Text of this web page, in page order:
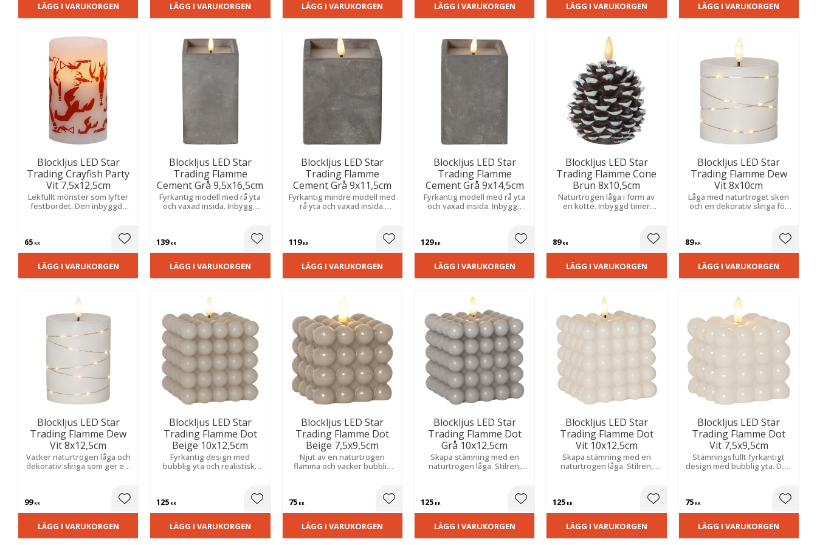
LÄGG I VARUKORGEN LÄGG I VARUKORGEN LÄGG I VARUKORGEN LÄGG I VARUKORGEN LÄGG I VARUKORGEN LÄGG I VARUKORGEN
Blockljus LED Star
Trading Crayfish Party
Vit 7,5x12,5cm
Lekfullt mönster som lyfter
festbordet. Den inbyggda
65 KR Lägg till i favoriter
LÄGG I VARUKORGEN
Blockljus LED Star
Trading Flamme
Cement Grå 9,5x16,5cm
Fyrkantig modell med rå yta
och vaxad insida. Inbyggd
dekorativ atmosfär i hela
139KR Lägg till i favoriter
LÄGG I VARUKORGEN
Blockljus LED Star
Trading Flamme
Cement Grå 9x11,5cm
Fyrkantig mindre modell med
rå yta och vaxad insida.
dekorativ atmosfär i hela
hemmet.
119KR Lägg till i favoriter
LÄGG I VARUKORGEN
Blockljus LED Star
Trading Flamme
Cement Grå 9x14,5cm
Fyrkantig modell med rå yta
och vaxad insida. Inbyggd
dekorativ atmosfär i hela
129KR Lägg till i favoriter
LÄGG I VARUKORGEN
Blockljus LED Star
Trading Flamme Cone
Brun 8x10,5cm
Naturtrogen låga i form av
en kotte. Inbyggd timer
atmosfär. Batteri medföljer
89KR Lägg till i favoriter
LÄGG I VARUKORGEN
Blockljus LED Star
Trading Flamme Dew
Vit 8x10cm
Låga med naturtroget sken
och en dekorativ slinga för
89KR Lägg
LÄGG I VARUKORGEN
Blockljus LED Star
Trading Flamme Dew
Vit 8x12,5cm
Vacker naturtrogen låga och
dekorativ slinga som ger ett
99KR Lägg till i favoriter
LÄGG I VARUKORGEN
Blockljus LED Star
Trading Flamme Dot
Beige 10x12,5cm
Fyrkantig design med
bubblig yta och realistiskt
belysningen i hemmets alla
125 KR Lägg till i favoriter
LÄGG I VARUKORGEN
Blockljus LED Star
Trading Flamme Dot
Beige 7,5x9,5cm
Njut av en naturtrogen
flamma och vacker bubblig
75KR Lägg till i favoriter
LÄGG I VARUKORGEN
Blockljus LED Star
Trading Flamme Dot
Grå 10x12,5cm
Skapa stämning med en
naturtrogen låga. Stilren,
125KR Lägg till i favoriter
LÄGG I VARUKORGEN
Blockljus LED Star
Trading Flamme Dot
Vit 10x12,5cm
Skapa stämning med en
naturtrogen låga. Stilren,
125 KR Lägg till i favoriter
LÄGG I VARUKORGEN
Blockljus LED Star
Trading Flamme Dot
Vit 7,5x9,5cm
Stämningsfullt fyrkantigt
design med bubblig yta. Den
75KR Lägg
LÄGG I VARUKORGEN